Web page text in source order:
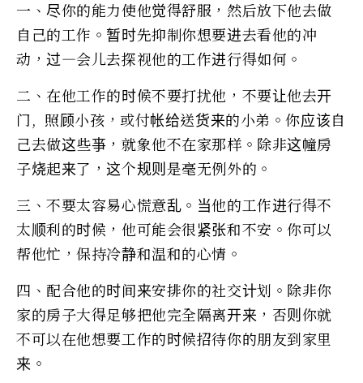
一、尽你的能力使他觉得舒服，然后放下他去做
自己的工作。暂时先抑制你想要进去看他的冲
动，过―会儿去探视他的工作进行得如何。
二、在他工作的时候不要打扰他，不要让他去开
门, 照顾小孩，或付帐给送货来的小弟。你应该自
己去做这些亊，就象他不在家那样。除非这幢房
子烧起来了，这个规则是毫无例外的。
三、不要太容易心慌意乱。当他的工作进行得不
太顺利的时候，他可能会很紧张和不安。你可以
帮他忙，保持冷静和温和的心情。
四、配合他的时间来安排你的社交计划。除非你
家的房子大得足够把他完全隔离开来，否则你就
不可以在他想要工作的时候招待你的朋友到家里
来。